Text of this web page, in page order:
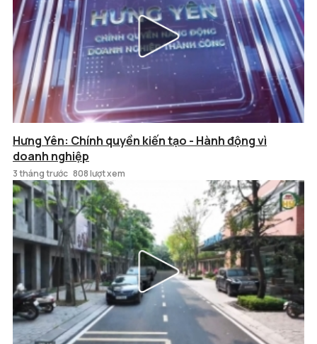
Hưng Yên: Chính quyền kiến tạo - Hành động vì
doanh nghiệp
3 tháng trước 808 lượt xem